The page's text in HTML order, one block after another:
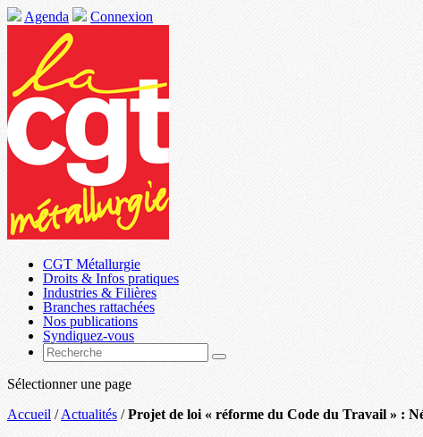
Agenda Connexion
CGT Métallurgie
Droits & Infos pratiques
Industries & Filières
Branches rattachées
Nos publications
Syndiquez-vous
Sélectionner une page
Accueil /Actualités /Projet de loi « réforme du Code du Travail » :